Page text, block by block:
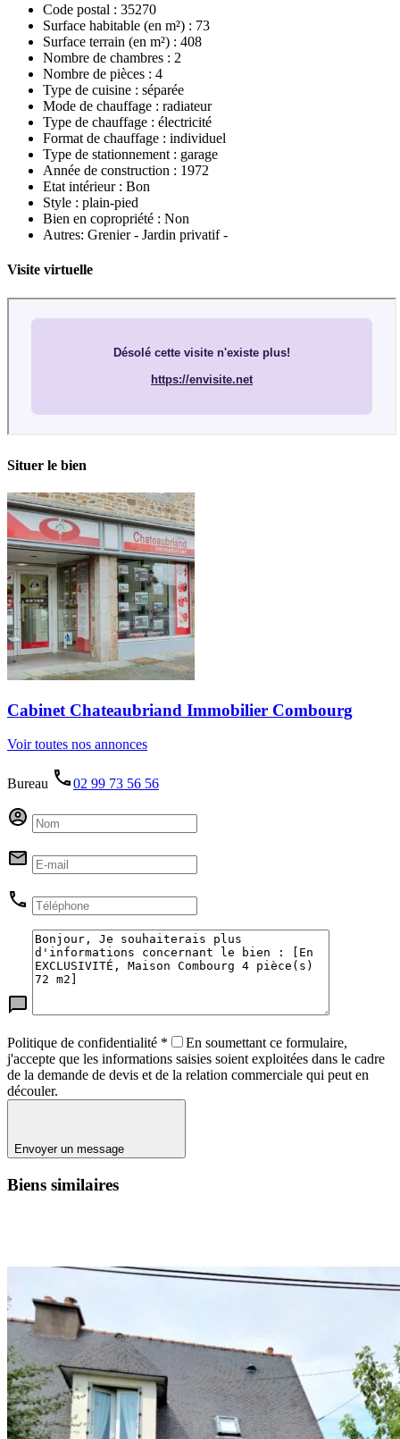
Code postal : 35270
Surface habitable (en m²) : 73
Surface terrain (en m²) : 408
Nombre de chambres : 2
Nombre de pièces : 4
Type de cuisine : séparée
Mode de chauffage : radiateur
Type de chauffage : électricité
Format de chauffage : individuel
Type de stationnement : garage
Année de construction : 1972
Etat intérieur : Bon
Style : plain-pied
Bien en copropriété : Non
Autres: Grenier - Jardin privatif -
Visite virtuelle
Situer le bien
Cabinet Chateaubriand Immobilier Combourg
Voir toutes nos annonces
Bureau 02 99 73 56 56
Politique de confidentialité *
En soumettant ce formulaire,
j'accepte que les informations saisies soient exploitées dans le cadre
de la demande de devis et de la relation commerciale qui peut en
découler.
Envoyer un message
Biens similaires